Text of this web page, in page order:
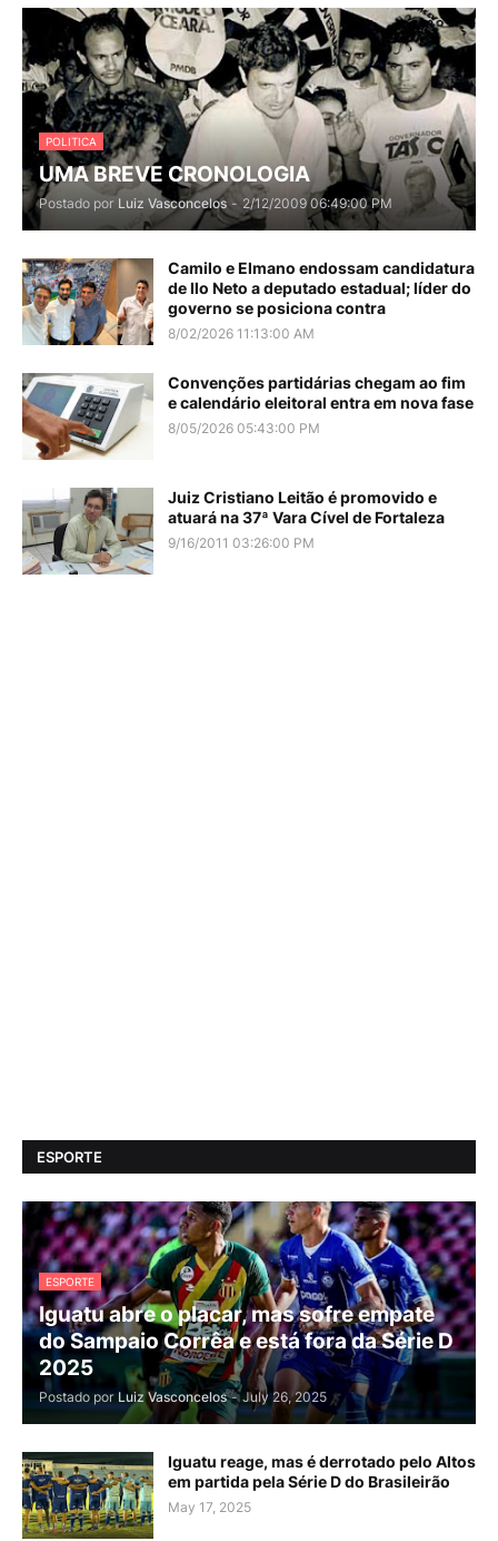
POLITICA
UMA BREVE CRONOLOGIA
Postado por Luiz Vasconcelos - 2/12/2009 06:49:00 PM
Camilo e Elmano endossam candidatura
de Ilo Neto a deputado estadual; líder do
governo se posiciona contra
8/02/2026 11:13:00 AM
Convenções partidárias chegam ao fim
e calendário eleitoral entra em nova fase
8/05/2026 05:43:00 PM
Juiz Cristiano Leitão é promovido e
atuará na 37ª Vara Cível de Fortaleza
9/16/2011 03:26:00 PM
ESPORTE
ESPORTE
Iguatu abre o placar, mas sofre empate
do Sampaio Corrêa e está fora da Série D
2025
Postado por Luiz Vasconcelos - July 26, 2025
Iguatu reage, mas é derrotado pelo Altos
em partida pela Série D do Brasileirão
May 17, 2025